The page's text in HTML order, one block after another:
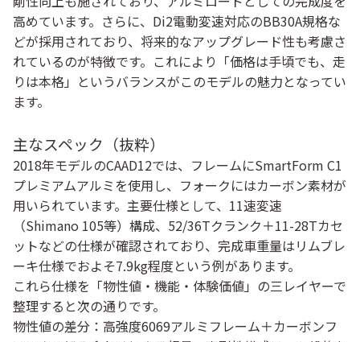
高めています。さらに、Di2電動変速対応のBB30A規格な
どが採用されており、将来的なアップグレード性も考慮さ
れているのが特徴です。これにより「価格は手頃でも、走
りは本格」というバランスがこのモデルの魅力となってい
ます。
主なスペック（抜粋）
2018年モデルのCAAD12では、フレームにSmartForm C1
プレミアムアルミを使用し、フォークにはカーボン素材が
用いられています。主要仕様として、11速変速
（Shimano 105等）構成、52/36Tクランク＋11-28Tカセ
ットなどの仕様が確認されており、完成車重量はリムブレ
ーキ仕様でおよそ7.9kg程度という例があります。
これら仕様を「物性値・機能・体験価値」の三レイヤーで
整理すると次の通りです。
物性値の差分 ：高強度6069アルミフレーム＋カーボンフ